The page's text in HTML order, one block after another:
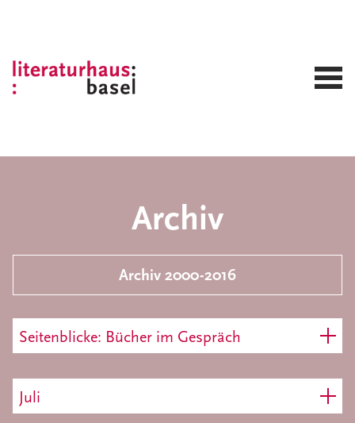
Archiv
Archiv 2000-2016
Seitenblicke: Bücher im Gespräch
Juli